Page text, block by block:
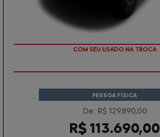
TAXA ZERO
PESSOA FÍSICA
De: R$ 129.890,00
R$ 113.690,00